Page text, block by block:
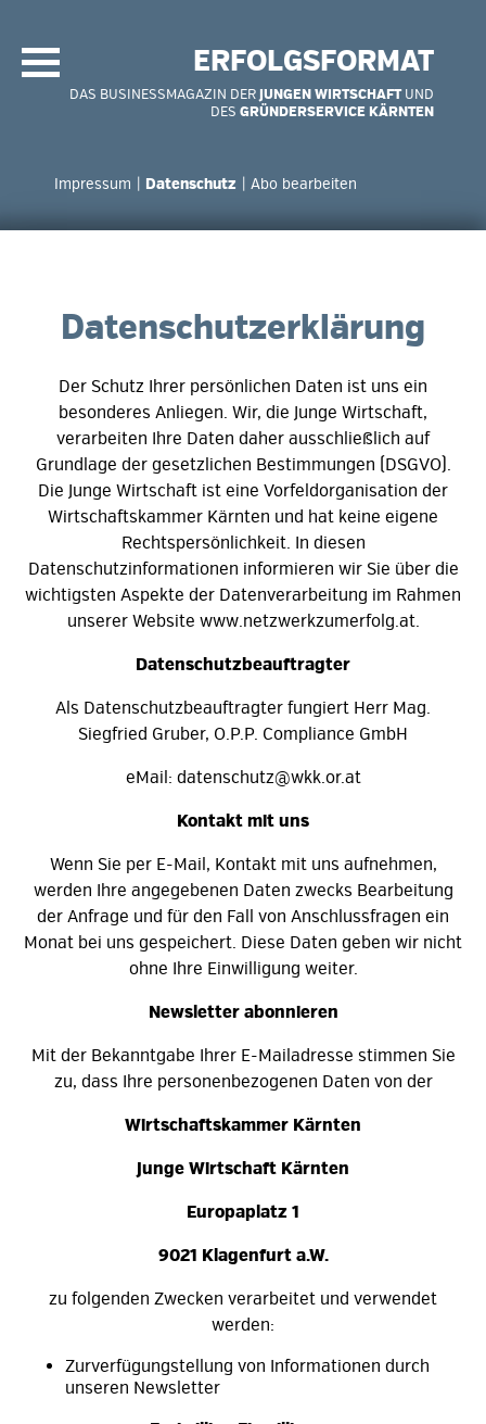
ERFOLGSFORMAT
DAS BUSINESSMAGAZIN DERJUNGEN WIRTSCHAFTUND
DES GRÜNDERSERVICE KÄRNTEN
überspringen
Impressum Datenschutz Abo bearbeiten
Datenschutzerklärung
Der Schutz Ihrer persönlichen Daten ist uns ein
besonderes Anliegen. Wir, die Junge Wirtschaft,
verarbeiten Ihre Daten daher ausschließlich auf
Grundlage der gesetzlichen Bestimmungen (DSGVO).
Die Junge Wirtschaft ist eine Vorfeldorganisation der
Wirtschaftskammer Kärnten und hat keine eigene
Rechtspersönlichkeit. In diesen
Datenschutzinformationen informieren wir Sie über die
wichtigsten Aspekte der Datenverarbeitung im Rahmen
unserer Website www.netzwerkzumerfolg.at.
Datenschutzbeauftragter
Als Datenschutzbeauftragter fungiert Herr Mag.
Siegfried Gruber, O.P.P. Compliance GmbH
eMail: datenschutz@wkk.or.at
Kontakt mit uns
Wenn Sie per E-Mail, Kontakt mit uns aufnehmen,
werden Ihre angegebenen Daten zwecks Bearbeitung
der Anfrage und für den Fall von Anschlussfragen ein
Monat bei uns gespeichert. Diese Daten geben wir nicht
ohne Ihre Einwilligung weiter.
Newsletter abonnieren
Mit der Bekanntgabe Ihrer E-Mailadresse stimmen Sie
zu, dass Ihre personenbezogenen Daten von der
Wirtschaftskammer Kärnten
Junge Wirtschaft Kärnten
Europaplatz 1
9021 Klagenfurt a.W.
zu folgenden Zwecken verarbeitet und verwendet
werden:
Zurverfügungstellung von Informationen durch
unseren Newsletter